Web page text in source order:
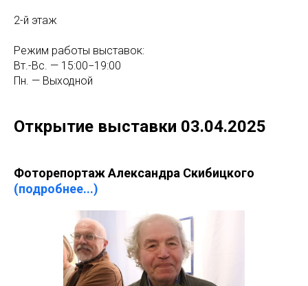
2-й этаж
Режим работы выставок:
Вт.-Вс. — 15:00−19:00
Пн. — Выходной
Открытие выставки 03.04.2025
Фоторепортаж Александра Скибицкого
(подробнее...)